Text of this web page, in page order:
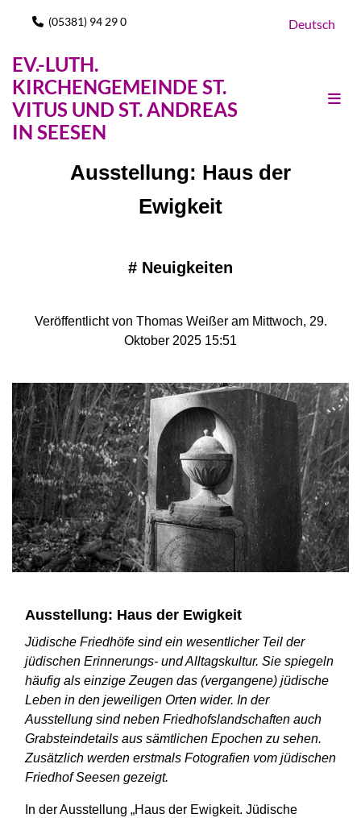
 (05381) 94 29 0 Deutsch
EV.-LUTH.
KIRCHENGEMEINDE ST.
VITUS UND ST. ANDREAS
IN SEESEN
Ausstellung: Haus der
Ewigkeit
# Neuigkeiten
Veröffentlicht von Thomas Weißer am Mittwoch, 29.
Oktober 2025 15:51
Ausstellung: Haus der Ewigkeit
Jüdische Friedhöfe sind ein wesentlicher Teil der
jüdischen Erinnerungs- und Alltagskultur. Sie spiegeln
häufig als einzige Zeugen das (vergangene) jüdische
Leben in den jeweiligen Orten wider. In der
Ausstellung sind neben Friedhofslandschaften auch
Grabsteindetails aus sämtlichen Epochen zu sehen.
Zusätzlich werden erstmals Fotografien vom jüdischen
Friedhof Seesen gezeigt.
In der Ausstellung „Haus der Ewigkeit. Jüdische